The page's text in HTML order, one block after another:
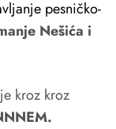
pesničko-
Nešića i
kroz kroz